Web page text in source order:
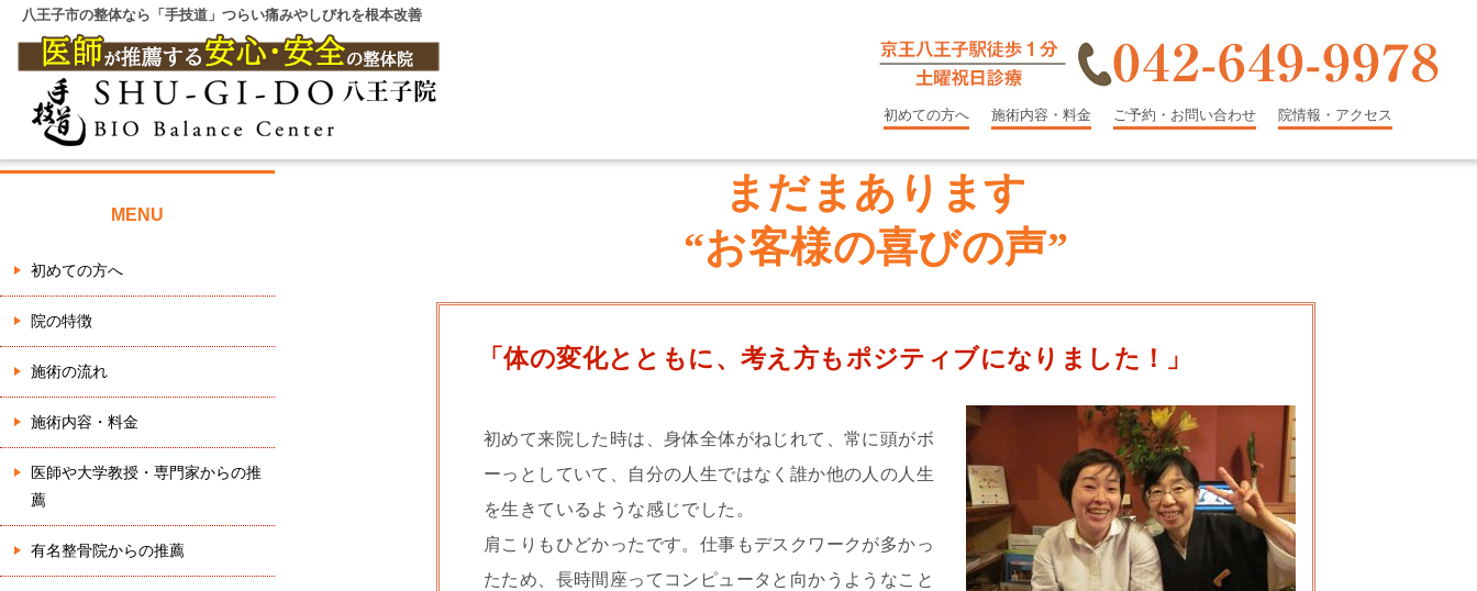
八王子市の整体なら「手技道」つらい痛みやしびれを根本改善
初めての方へ 施術内容・料金 ご予約・お問い合わせ 院情報・アクセス
まだまあります
“お客様の喜びの声”
「体の変化とともに、考え方もポジティブになりました！」
初めて来院した時は、身体全体がねじれて、常に頭がボ
ーっとしていて、自分の人生ではなく誰か他の人の人生
を生きているような感じでした。
肩こりもひどかったです。仕事もデスクワークが多かっ
たため、長時間座ってコンピュータと向かうようなこと
MENU
初めての方へ
院の特徴
施術の流れ
施術内容・料金
医師や大学教授・専門家からの推
薦
有名整骨院からの推薦